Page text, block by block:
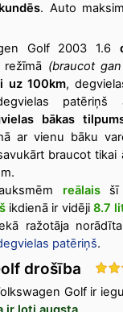
. Auto
Golf 2003 1.6
režīmā (braucot
uz 100km,
bākas
ar vienu bāku
braucot
reālaisšī
ikdienā ir vidēji 8.7
ražotāja
patēriņš.
drošība
Golf ir